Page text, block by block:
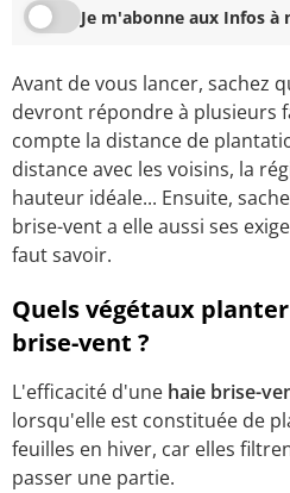
Je m'abonne aux Infos à
Avant de vous lancer, sachez
devront répondre à plusieurs
compte la distance de
distance avec les voisins, la
hauteur idéale... Ensuite,
brise-vent a elle aussi ses
faut savoir.
Quels végétaux
brise-vent ?
L'efficacité d'une haie brise-
lorsqu'elle est constituée de
feuilles en hiver, car elles
passer une partie.